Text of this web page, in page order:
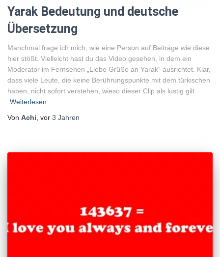
Yarak Bedeutung und deutsche
Übersetzung
Manchmal frage ich mich, wie eine Person auf Beiträge wie diese
hier stößt. Vielleicht hast du das Video gesehen, in dem ein
Moderator im Fernsehen „Liebe Grüße an Yarak“ ausrichtet. Klar,
dass viele Leute, die keine Berührungspunkte mit dem türkischen
haben, nicht sofort verstehen, wieso dieser Clip als lustig gilt
Weiterlesen
Von Achi, vor 3 Jahren